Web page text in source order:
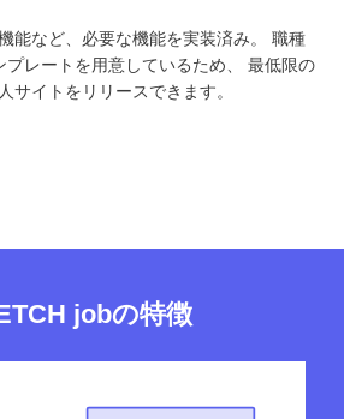
能など、必要な機能を実装済み。
職種
レートを用意しているため、
最低限の
サイトをリリースできます。
jobの特徴